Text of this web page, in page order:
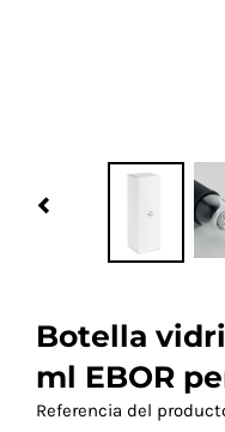
Botella
ml EBOR
Referencia del